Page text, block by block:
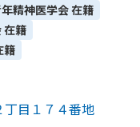
臓血管外科・​小児外
検査・病理診断・​歯
外科・​腎臓内科・外
テーション・​その
チ科・​形成外科・​救
精神医学会在籍
在籍
籍
目１７４番地